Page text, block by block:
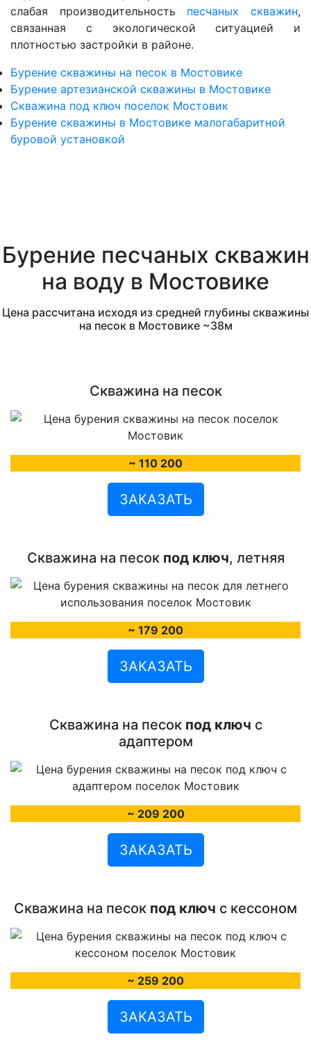
слабая производительность песчаных скважин,
связанная с экологической ситуацией и
плотностью застройки в районе.
Бурение скважины на песок в Мостовике
Бурение артезианской скважины в Мостовике
Скважина под ключ поселок Мостовик
Бурение скважины в Мостовике малогабаритной
буровой установкой
Бурение песчаных скважин
на воду в Мостовике
Цена рассчитана исходя из средней глубины скважины
на песок в Мостовике ~38м
Скважина на песок
~ 110 200
ЗАКАЗАТЬ
Скважина на песок под ключ, летняя
~ 179 200
ЗАКАЗАТЬ
Скважина на песок под ключ с
адаптером
~ 209 200
ЗАКАЗАТЬ
Скважина на песок под ключ с кессоном
~ 259 200
ЗАКАЗАТЬ